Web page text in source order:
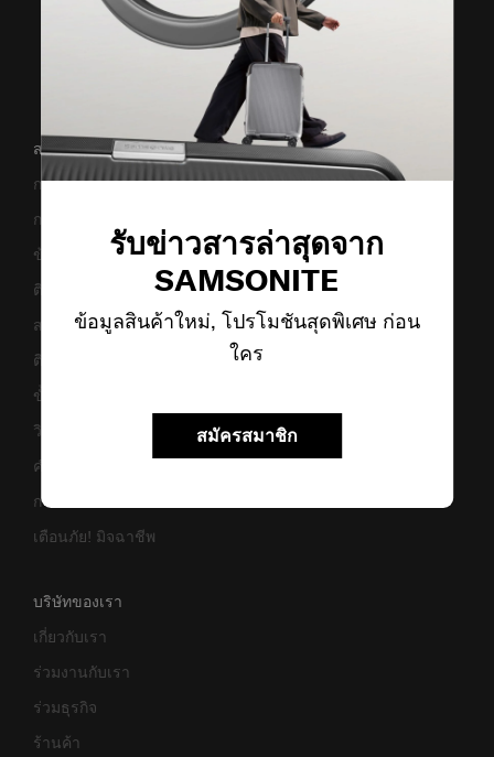
รับข่าวสารล่าสุดจาก
SAMSONITE
ข้อมูลสินค้าใหม่, โปรโมชันสุดพิเศษ ก่อน
ใคร
สมัครสมาชิก
สนับสนุน/คำถามที่พบบ่อย
การขนส่งและการจัดส่ง
การคืนสินค้าและการคืนเงิน
ข้อกำหนดและเงื่อนไขการรับประกัน
ติดต่อเรา
สอบถามข้อมูลทางธุรกิจ
ติดตามสถานะสินค้า
ขั้นตอนการผ่อนชำระ
วิธีเซ็ตรหัสล็อค
คำแนะนำในการดูแล
การแจ้งเตือนเว็บไซต์ปลอม
เตือนภัย! มิจฉาชีพ
บริษัทของเรา
เกี่ยวกับเรา
ร่วมงานกับเรา
ร่วมธุรกิจ
ร้านค้า